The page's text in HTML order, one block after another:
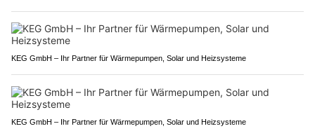
KEG GmbH – Ihr Partner für Wärmepumpen, Solar und Heizsysteme
KEG GmbH – Ihr Partner für Wärmepumpen, Solar und Heizsysteme